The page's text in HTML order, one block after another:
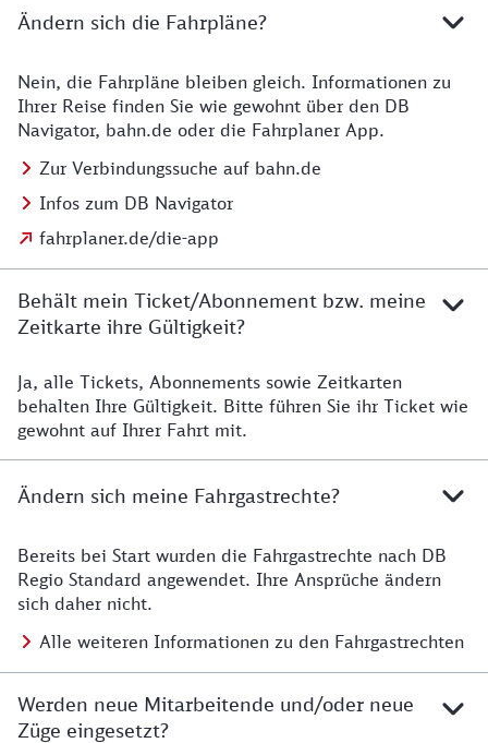
Ändern sich die Fahrpläne?
Details zu den Fahrplänen
Nein, die Fahrpläne bleiben gleich. Informationen zu
Ihrer Reise finden Sie wie gewohnt über den DB
Navigator, bahn.de oder die Fahrplaner App.
Zur Verbindungssuche auf bahn.de
Infos zum DB Navigator
fahrplaner.de/die-app
Behält mein Ticket/Abonnement bzw. meine
Zeitkarte ihre Gültigkeit?
Details zur Zeitkarte
Ja, alle Tickets, Abonnements sowie Zeitkarten
behalten Ihre Gültigkeit. Bitte führen Sie ihr Ticket wie
gewohnt auf Ihrer Fahrt mit.
Ändern sich meine Fahrgastrechte?
Details zu Fahrgastrechten
Bereits bei Start wurden die Fahrgastrechte nach DB
Regio Standard angewendet. Ihre Ansprüche ändern
sich daher nicht.
Alle weiteren Informationen zu den Fahrgastrechten
Werden neue Mitarbeitende und/oder neue
Züge eingesetzt?